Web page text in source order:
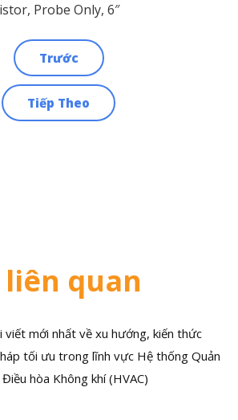
Probe Only, 6″
Trước
Tiếp Theo
liên quan
viết mới nhất về xu hướng, kiến thức
tối ưu trong lĩnh vực Hệ thống Quản
hòa Không khí (HVAC)